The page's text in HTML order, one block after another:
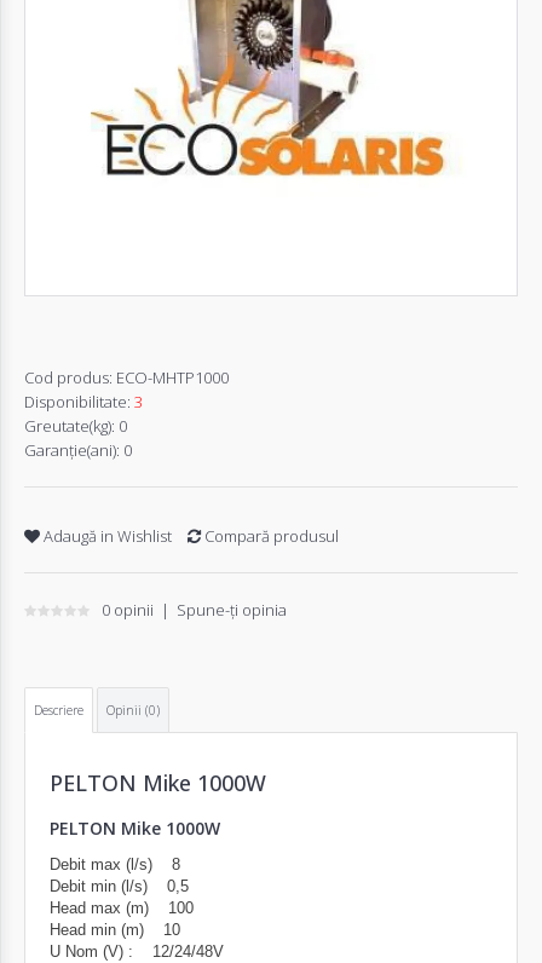
Înregistrează-
Cod produs: ECO-MHTP1000
Disponibilitate: 3
Greutate(kg): 0
Garanţie(ani): 0
Adaugă in Wishlist Compară produsul
0 opinii | Spune-ţi opinia
Descriere Opinii (0)
PELTON Mike 1000W
PELTON Mike 1000W
Debit max (l/s) 8
Debit min (l/s) 0,5
Head max (m) 100
Head min (m) 10
U Nom (V) : 12/24/48V